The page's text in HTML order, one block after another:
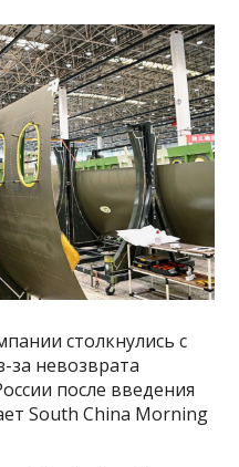
столкнулись с
невозврата
после введения
South China Morning